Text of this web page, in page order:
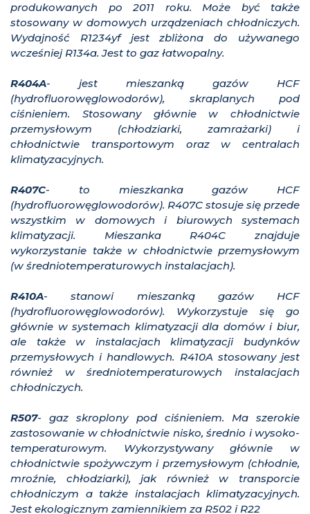
produkowanych po 2011 roku. Może być także
stosowany w domowych urządzeniach chłodniczych.
Wydajność R1234yf jest zbliżona do używanego
wcześniej R134a. Jest to gaz łatwopalny.
R404A- jest mieszanką gazów HCF
(hydrofluorowęglowodorów), skraplanych pod
ciśnieniem. Stosowany głównie w chłodnictwie
przemysłowym (chłodziarki, zamrażarki) i
chłodnictwie transportowym oraz w centralach
klimatyzacyjnych.
R407C- to mieszkanka gazów HCF
(hydrofluorowęglowodorów). R407C stosuje się przede
wszystkim w domowych i biurowych systemach
klimatyzacji. Mieszanka R404C znajduje
wykorzystanie także w chłodnictwie przemysłowym
(w średniotemperaturowych instalacjach).
R410A- stanowi mieszanką gazów HCF
(hydrofluorowęglowodorów). Wykorzystuje się go
głównie w systemach klimatyzacji dla domów i biur,
ale także w instalacjach klimatyzacji budynków
przemysłowych i handlowych. R410A stosowany jest
również w średniotemperaturowych instalacjach
chłodniczych.
R507- gaz skroplony pod ciśnieniem. Ma szerokie
zastosowanie w chłodnictwie nisko, średnio i wysoko-
temperaturowym. Wykorzystywany głównie w
chłodnictwie spożywczym i przemysłowym (chłodnie,
mroźnie, chłodziarki), jak również w transporcie
chłodniczym a także instalacjach klimatyzacyjnych.
Jest ekologicznym zamiennikiem za R502 i R22